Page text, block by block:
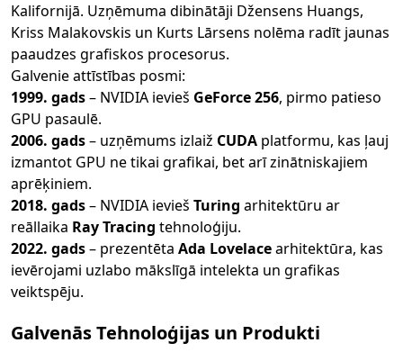
Kalifornijā. Uzņēmuma dibinātāji Džensens Huangs,
Kriss Malakovskis un Kurts Lārsens nolēma radīt jaunas
paaudzes grafiskos procesorus.
Galvenie attīstības posmi:
1999. gads– NVIDIA ievieš GeForce 256, pirmo patieso
GPU pasaulē.
2006. gads– uzņēmums izlaiž CUDA platformu, kas ļauj
izmantot GPU ne tikai grafikai, bet arī zinātniskajiem
aprēķiniem.
2018. gads– NVIDIA ievieš Turing arhitektūru ar
reāllaika Ray Tracing tehnoloģiju.
2022. gads– prezentēta Ada Lovelacearhitektūra, kas
ievērojami uzlabo mākslīgā intelekta un grafikas
veiktspēju.
Galvenās Tehnoloģijas un Produkti